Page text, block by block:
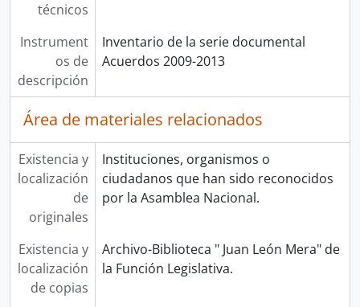
técnicos
Instrument
os de
descripción
Inventario de la serie documental
Acuerdos 2009-2013
Área de materiales relacionados
Existencia y
localización
de
originales
Instituciones, organismos o
ciudadanos que han sido reconocidos
por la Asamblea Nacional.
Existencia y
localización
de copias
Archivo-Biblioteca " Juan León Mera" de
la Función Legislativa.